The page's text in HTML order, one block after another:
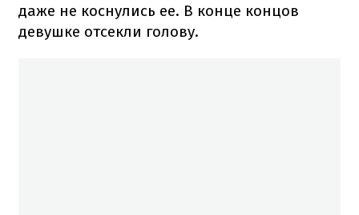
даже не коснулись ее. В конце концов
девушке отсекли голову.